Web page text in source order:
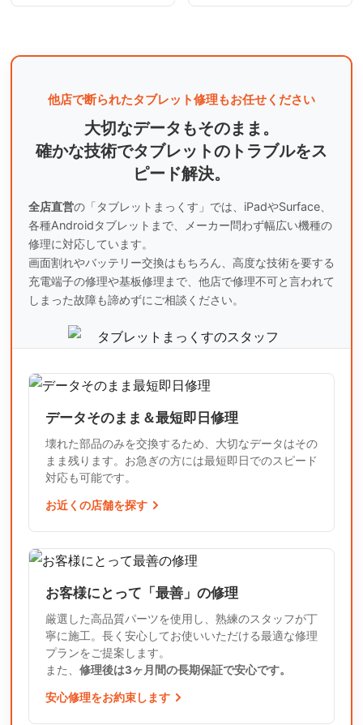
他店で断られたタブレット修理もお任せください
大切なデータもそのまま。
確かな技術でタブレットのトラブルをス
ピード解決。
全店直営の「タブレットまっくす」では、iPadやSurface、
各種Androidタブレットまで、
メーカー問わず幅広い機種の
修理に対応しています。
画面割れやバッテリー交換はもちろん、高度な技術を要する
充電端子の修理や基板修理まで、 他店で修理不可と言われて
しまった故障も諦めずにご相談ください。
データそのまま＆最短即日修理
壊れた部品のみを交換するため、大切なデータはその
まま残ります。お急ぎの方には最短即日でのスピード
対応も可能です。
お近くの店舗を探す
お客様にとって「最善」の修理
厳選した高品質パーツを使用し、熟練のスタッフが丁
寧に施工。長く安心してお使いいただける最適な修理
プランをご提案します。
また、 修理後は3ヶ月間の長期保証で安心です。
安心修理をお約束します